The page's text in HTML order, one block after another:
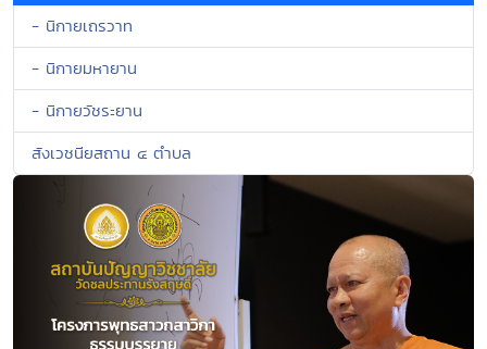
- นิกายเถรวาท
- นิกายมหายาน
- นิกายวัชระยาน
สังเวชนียสถาน ๔ ตำบล